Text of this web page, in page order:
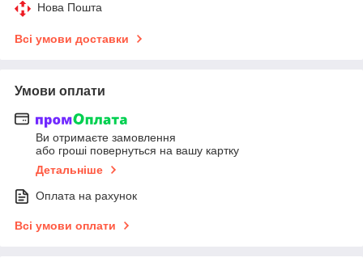
Нова Пошта
Всі умови доставки
Умови оплати
Ви отримаєте замовлення
або гроші повернуться на вашу картку
Детальніше
Оплата на рахунок
Всі умови оплати